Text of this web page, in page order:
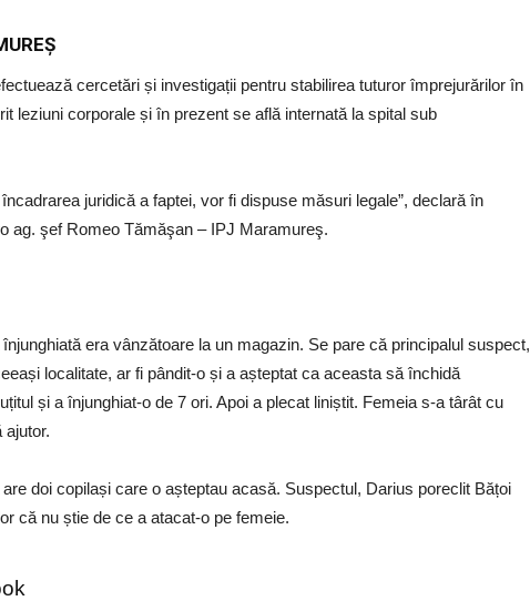
cercetări și investigații pentru stabilirea tuturor împrejurărilor în
leziuni corporale și în prezent se află internată la spital sub
juridică a faptei, vor fi dispuse măsuri legale”, declară în
ag. şef Romeo Tămăşan – IPJ Maramureş.
era vânzătoare la un magazin. Se pare că principalul suspect,
localitate, ar fi pândit-o și a așteptat ca aceasta să închidă
și a înjunghiat-o de 7 ori. Apoi a plecat liniștit. Femeia s-a târât cu
ajutor.
doi copilași care o așteptau acasă. Suspectul, Darius poreclit Bățoi
că nu știe de ce a atacat-o pe femeie.